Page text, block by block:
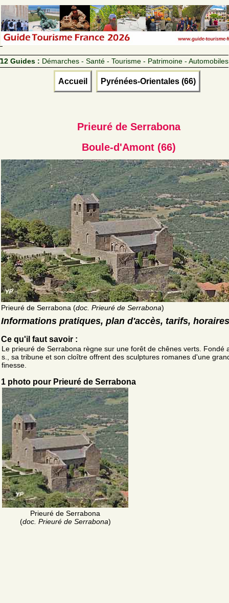
12 Guides : Démarches - Santé - Tourisme - Patrimoine - Automobiles
Accueil Pyrénées-Orientales (66)
Prieuré de Serrabona
Boule-d'Amont (66)
Prieuré de Serrabona (doc. Prieuré de Serrabona)
Informations pratiques, plan d'accès, tarifs, horaires
Ce qu'il faut savoir :
Le prieuré de Serrabona règne sur une forêt de chênes verts. Fondé
s., sa tribune et son cloître offrent des sculptures romanes d'une
finesse.
1 photo pour Prieuré de Serrabona
Prieuré de Serrabona
(doc. Prieuré de Serrabona)